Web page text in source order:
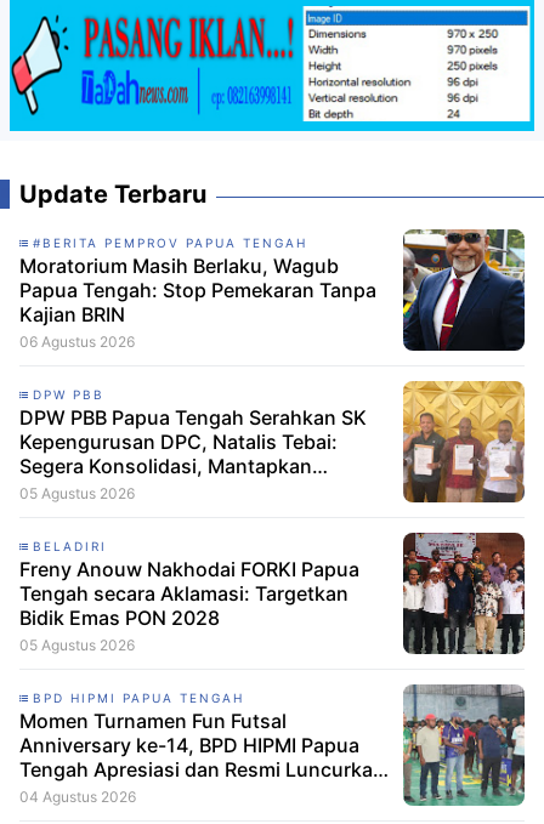
Update Terbaru
#BERITA PEMPROV PAPUA TENGAH
Moratorium Masih Berlaku, Wagub
Papua Tengah: Stop Pemekaran Tanpa
Kajian BRIN
06 Agustus 2026
DPW PBB
DPW PBB Papua Tengah Serahkan SK
Kepengurusan DPC, Natalis Tebai:
Segera Konsolidasi, Mantapkan
Langkah Verifikasi, untuk 'Maju' 2029
05 Agustus 2026
BELADIRI
Freny Anouw Nakhodai FORKI Papua
Tengah secara Aklamasi: Targetkan
Bidik Emas PON 2028
05 Agustus 2026
BPD HIPMI PAPUA TENGAH
Momen Turnamen Fun Futsal
Anniversary ke-14, BPD HIPMI Papua
Tengah Apresiasi dan Resmi Luncurkan
Skuad Baru Makamagu Papua FC
04 Agustus 2026